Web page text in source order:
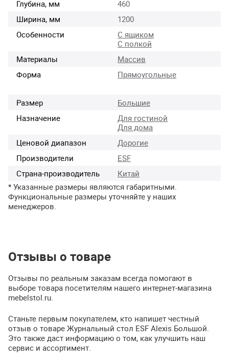
Глубина, мм
460
Ширина, мм
1200
Особенности
С ящиком
С полкой
Материалы
Массив
Форма
Прямоугольные
Размер
Большие
Назначение
Для гостиной
Для дома
Ценовой диапазон
Дорогие
Производители
ESF
Страна-производитель
Китай
* Указанные размеры являются габаритными.
Функциональные размеры уточняйте у наших
менеджеров.
Отзывы о товаре
Отзывы по реальным заказам всегда помогают в
выборе товара посетителям нашего интернет-магазина
mebelstol.ru.
Станьте первым покупателем, кто напишет честный
отзыв о товаре Журнальный стол ESF Alexis Большой.
Это также даст информацию о том, как улучшить наш
сервис и ассортимент.